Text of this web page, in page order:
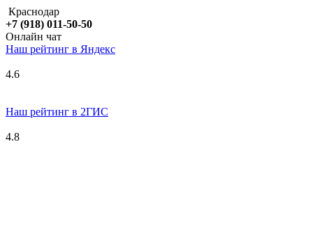
Краснодар
+7 (918) 011-50-50
Онлайн чат
Наш рейтинг в Яндекс
4.6
Наш рейтинг в 2ГИС
4.8